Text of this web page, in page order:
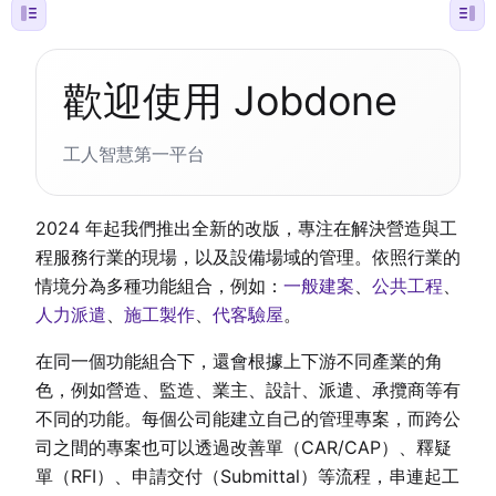
歡迎使用 Jobdone
工人智慧第一平台
2024 年起我們推出全新的改版，專注在解決營造與工
程服務行業的現場，以及設備場域的管理。依照行業的
情境分為多種功能組合，例如： 一般建案、 公共工程、
人力派遣、 施工製作、 代客驗屋。
在同一個功能組合下，還會根據上下游不同產業的角
色，例如營造、監造、業主、設計、派遣、承攬商等有
不同的功能。每個公司能建立自己的管理專案，而跨公
司之間的專案也可以透過改善單（CAR/CAP）、釋疑
單（RFI）、申請交付（Submittal）等流程，串連起工